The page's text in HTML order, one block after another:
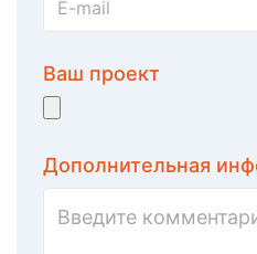
Ваш проект
Дополнительная